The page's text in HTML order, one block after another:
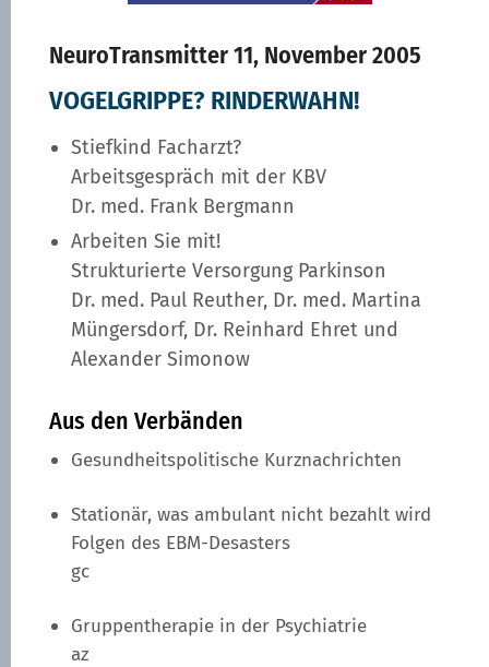
NeuroTransmitter 11, November 2005
VOGELGRIPPE? RINDERWAHN!
Stiefkind Facharzt?
Arbeitsgespräch mit der KBV
Dr. med. Frank Bergmann
Arbeiten Sie mit!
Strukturierte Versorgung Parkinson
Dr. med. Paul Reuther, Dr. med. Martina
Müngersdorf, Dr. Reinhard Ehret und
Alexander Simonow
Aus den Verbänden
Gesundheitspolitische Kurznachrichten
Stationär, was ambulant nicht bezahlt wird
Folgen des EBM-Desasters
gc
Gruppentherapie in der Psychiatrie
az